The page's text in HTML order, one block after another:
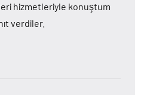
hizmetleriyle konuştum
verdiler.